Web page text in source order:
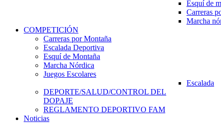
Esquí de
Carreras
Marcha
COMPETICIÓN
Carreras por Montaña
Escalada Deportiva
Esquí de Montaña
Marcha Nórdica
Juegos Escolares
Escalada
DEPORTE/SALUD/CONTROL DEL
DOPAJE
REGLAMENTO DEPORTIVO FAM
Noticias